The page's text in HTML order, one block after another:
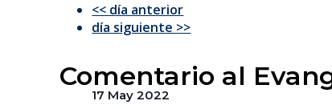
<< día anterior
día siguiente >>
Comentario al
17 May 2022